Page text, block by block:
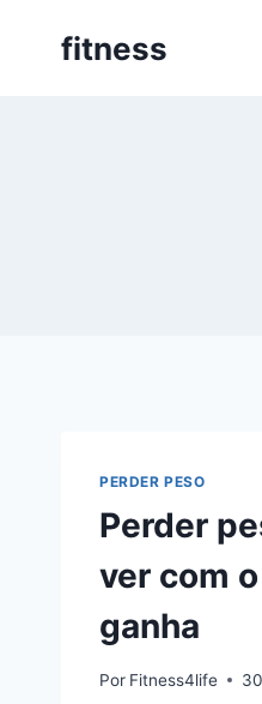
fitness
PERDER PESO
Perder
ver com
ganha
Por Fitness4life